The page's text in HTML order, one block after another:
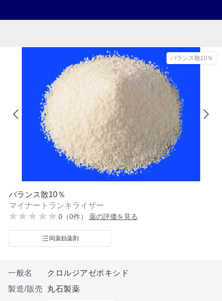
バランス散10％
バランス散10％
マイナートランキライザー
0（0件） 薬の評価を見る
同薬効薬剤
一般名
クロルジアゼポキシド
製造/販売
丸石製薬